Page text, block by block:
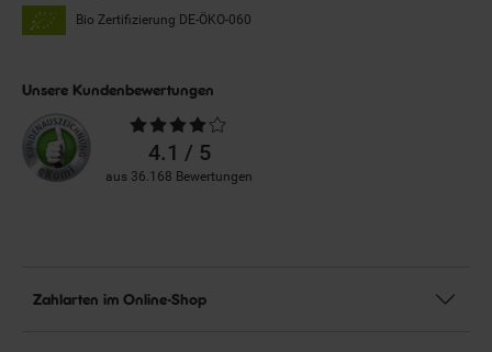
Bio Zertifizierung DE-ÖKO-060
Unsere Kundenbewertungen
Durchschnittliche
Bewertungen4.1 / 5
aus 36.168 Bewertungen
Zahlarten im Online-Shop